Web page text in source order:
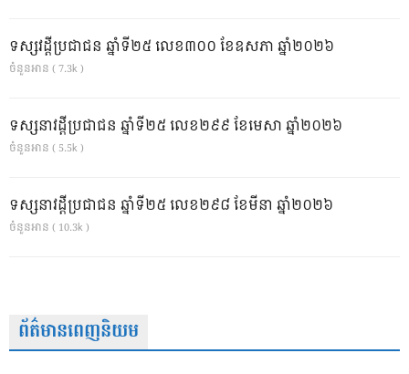
ទស្សវដ្តីប្រជាជន ឆ្នាំទី២៥ លេខ៣០០ ខែឧសភា ឆ្នាំ២០២៦
ចំនួនអាន ( 7.3k )
ទស្សនាវដ្ដីប្រជាជន ឆ្នាំទី២៥ លេខ២៩៩ ខែមេសា ឆ្នាំ២០២៦
ចំនួនអាន ( 5.5k )
ទស្សនាវដ្ដីប្រជាជន ឆ្នាំទី២៥ លេខ២៩៨ ខែមីនា ឆ្នាំ២០២៦
ចំនួនអាន ( 10.3k )
ព័ត៌មានពេញនិយម